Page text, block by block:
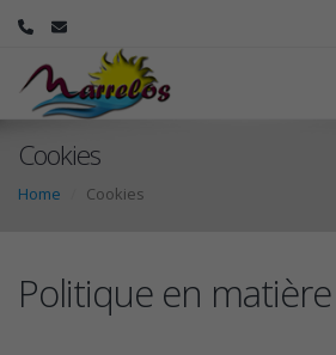
Cookies
Home Cookies
Politique en